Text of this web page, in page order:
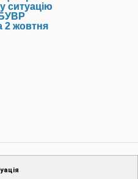
ситуацію
БУВР
2 жовтня